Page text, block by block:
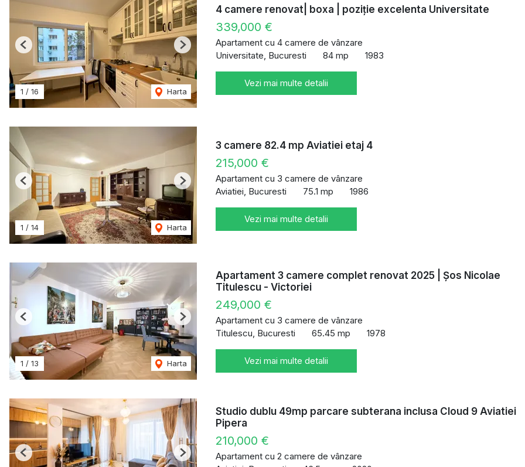
1 / 16 Harta
Previous Next
4 camere renovat| boxa | poziție excelenta Universitate
339,000 €
Apartament cu 4 camere de vânzare
Universitate, Bucuresti
84 mp 1983
Vezi mai multe detalii
1 / 14 Harta
Previous Next
3 camere 82.4 mp Aviatiei etaj 4
215,000 €
Apartament cu 3 camere de vânzare
Aviatiei, Bucuresti
75.1 mp 1986
Vezi mai multe detalii
1 / 13 Harta
Previous Next
Apartament 3 camere complet renovat 2025 | Șos Nicolae
Titulescu - Victoriei
249,000 €
Apartament cu 3 camere de vânzare
Titulescu, Bucuresti
65.45 mp 1978
Vezi mai multe detalii
Previous Next
Studio dublu 49mp parcare subterana inclusa Cloud 9 Aviatiei
Pipera
210,000 €
Apartament cu 2 camere de vânzare